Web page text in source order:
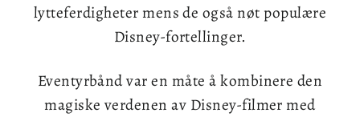
lytteferdigheter mens de også nøt populære
Disney-fortellinger.
Eventyrbånd var en måte å kombinere den
magiske verdenen av Disney-filmer med